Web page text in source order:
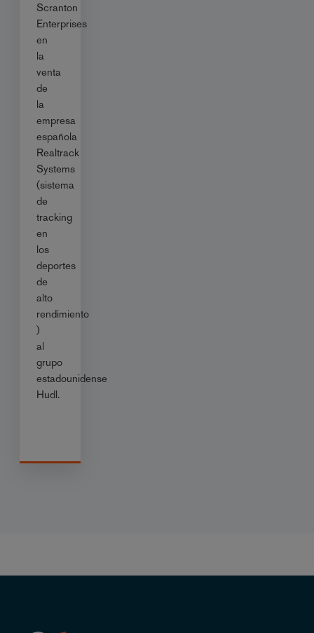
Scranton
Enterprises
en
la
venta
de
la
empresa
española
Realtrack
Systems
(sistema
de
tracking
en
los
deportes
de
alto
rendimiento
)
al
grupo
estadounidense
Hudl.